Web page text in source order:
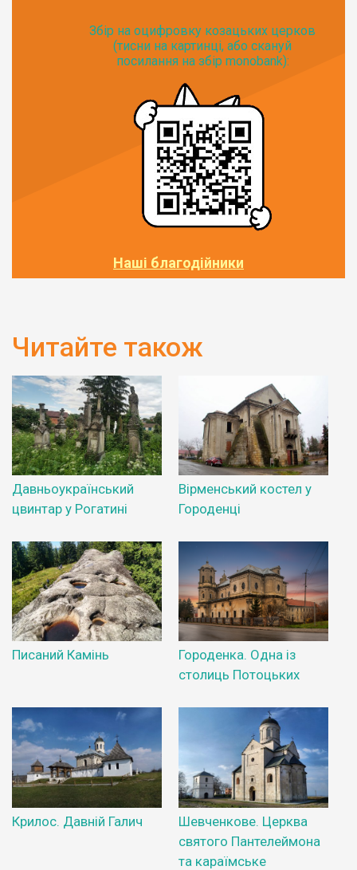
Збір на оцифровку козацьких церков
(тисни на картинці, або скануй
посилання на збір monobank):
Наші благодійники
Читайте також
Давньоукраїнський
цвинтар у Рогатині
Вірменський костел у
Городенці
Писаний Камінь
Городенка. Одна із
столиць Потоцьких
Крилос. Давній Галич
Шевченкове. Церква
святого Пантелеймона
та караїмське